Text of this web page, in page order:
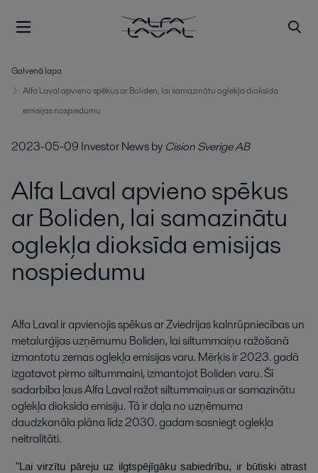
Galvenā lapa
Alfa Laval apvieno spēkus ar Boliden, lai samazinātu oglekļa dioksīda
emisijas nospiedumu
2023-05-09 Investor Newsby Cision Sverige AB
Alfa Laval apvieno spēkus
ar Boliden, lai samazinātu
oglekļa dioksīda emisijas
nospiedumu
Alfa Laval ir apvienojis spēkus ar Zviedrijas kalnrūpniecības un
metalurģijas uzņēmumu Boliden, lai siltummaiņu ražošanā
izmantotu zemas oglekļa emisijas varu. Mērķis ir 2023. gadā
izgatavot pirmo siltummaini, izmantojot Boliden varu. Šī
sadarbība ļaus Alfa Laval ražot siltummaiņus ar samazinātu
oglekļa dioksīda emisiju. Tā ir daļa no uzņēmuma
daudzkanāla plāna līdz 2030. gadam sasniegt oglekļa
neitralitāti.
"Lai virzītu pāreju uz ilgtspējīgāku sabiedrību, ir būtiski atrast